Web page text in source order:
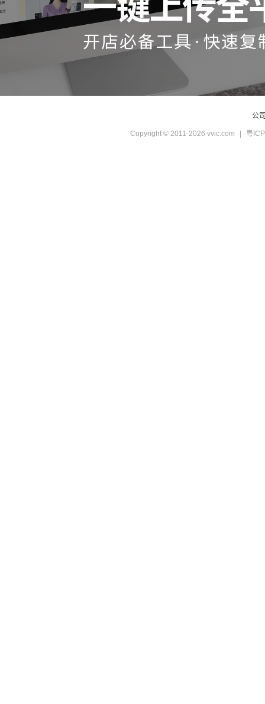
公
Copyright © 2011-2026 vvic.com 粤